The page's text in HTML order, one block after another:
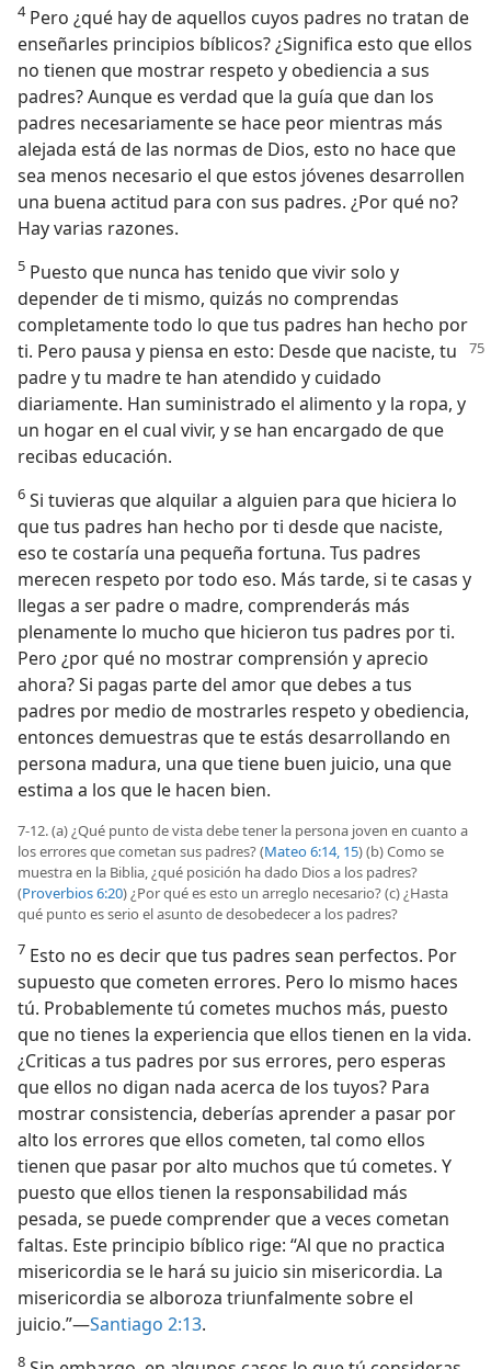
4Pero ¿qué hay de aquellos cuyos padres no tratan de
enseñarles principios bíblicos? ¿Significa esto que ellos
no tienen que mostrar respeto y obediencia a sus
padres? Aunque es verdad que la guía que dan los
padres necesariamente se hace peor mientras más
alejada está de las normas de Dios, esto no hace que
sea menos necesario el que estos jóvenes desarrollen
una buena actitud para con sus padres. ¿Por qué no?
Hay varias razones.
5 Puesto que nunca has tenido que vivir solo y
depender de ti mismo, quizás no comprendas
completamente todo lo que tus padres han hecho por
ti. Pero pausa y piensa en esto: Desde que naciste, tu
padre y tu madre te han atendido y cuidado
diariamente. Han suministrado el alimento y la ropa, y
un hogar en el cual vivir, y se han encargado de que
recibas educación.
6 Si tuvieras que alquilar a alguien para que hiciera lo
que tus padres han hecho por ti desde que naciste,
eso te costaría una pequeña fortuna. Tus padres
merecen respeto por todo eso. Más tarde, si te casas y
llegas a ser padre o madre, comprenderás más
plenamente lo mucho que hicieron tus padres por ti.
Pero ¿por qué no mostrar comprensión y aprecio
ahora? Si pagas parte del amor que debes a tus
padres por medio de mostrarles respeto y obediencia,
entonces demuestras que te estás desarrollando en
persona madura, una que tiene buen juicio, una que
estima a los que le hacen bien.
7-12. (a) ¿Qué punto de vista debe tener la persona joven en cuanto a
los errores que cometan sus padres? (Mateo 6:14, 15) (b) Como se
muestra en la Biblia, ¿qué posición ha dado Dios a los padres?
(Proverbios 6:20) ¿Por qué es esto un arreglo necesario? (c) ¿Hasta
qué punto es serio el asunto de desobedecer a los padres?
7 Esto no es decir que tus padres sean perfectos. Por
supuesto que cometen errores. Pero lo mismo haces
tú. Probablemente tú cometes muchos más, puesto
que no tienes la experiencia que ellos tienen en la vida.
¿Criticas a tus padres por sus errores, pero esperas
que ellos no digan nada acerca de los tuyos? Para
mostrar consistencia, deberías aprender a pasar por
alto los errores que ellos cometen, tal como ellos
tienen que pasar por alto muchos que tú cometes. Y
puesto que ellos tienen la responsabilidad más
pesada, se puede comprender que a veces cometan
faltas. Este principio bíblico rige: “Al que no practica
misericordia se le hará su juicio sin misericordia. La
misericordia se alboroza triunfalmente sobre el
juicio.”—Santiago 2:13.
8